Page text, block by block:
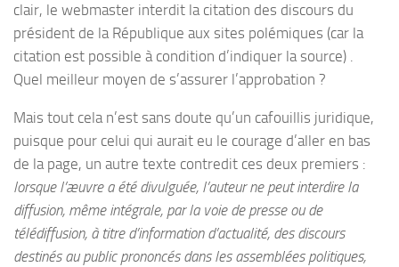
clair, le webmaster interdit la citation des discours du
président de la République aux sites polémiques (car la
citation est possible à condition d’indiquer la source) .
Quel meilleur moyen de s’assurer l’approbation ?
Mais tout cela n’est sans doute qu’un cafouillis juridique,
puisque pour celui qui aurait eu le courage d’aller en bas
de la page, un autre texte contredit ces deux premiers :
lorsque l’æuvre a été divulguée, l’auteur ne peut interdire la
diffusion, même intégrale, par la voie de presse ou de
télédiffusion, à titre d’information d’actualité, des discours
destinés au public prononcés dans les assemblées politiques,